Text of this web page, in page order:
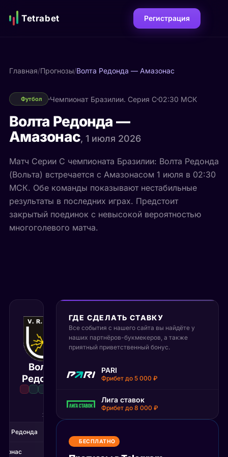
Tetrabet Регистрация
Главная/Прогнозы/Волта Редонда — Амазонас
Футбол Чемпионат Бразилии. Серия C02:30 МСК
Волта Редонда —
Амазонас, 1 июля 2026
Матч Серии C чемпионата Бразилии: Волта Редонда
(Вольта) встречается с Амазонасом 1 июля в 02:30
МСК. Обе команды показывают нестабильные
результаты в последних играх. Предстоит
закрытый поединок с невысокой вероятностью
многоголевого матча.
Волта
Редонда
1 июля 2026
02:30 МСК
3:0
Матч завершён
1Т
Редонда
ГДЕ СДЕЛАТЬ СТАВКУ
Все события с нашего сайта вы найдёте у
наших партнёров-букмекеров, а также
приятный приветственный бонус.
PARI
Фрибет до 5 000 ₽
Лига ставок
Фрибет до 8 000 ₽
БЕСПЛАТНО